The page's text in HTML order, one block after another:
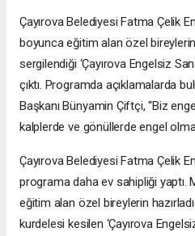
Çayırova Belediyesi Fatma Çelik
boyunca eğitim alan özel bireylerin
sergilendiği ‘Çayırova Engelsiz
çıktı. Programda açıklamalarda
Başkanı Bünyamin Çiftçi, “Biz
kalplerde ve gönüllerde engel
Çayırova Belediyesi Fatma Çelik
programa daha ev sahipliği yaptı.
eğitim alan özel bireylerin
kurdelesi kesilen ‘Çayırova